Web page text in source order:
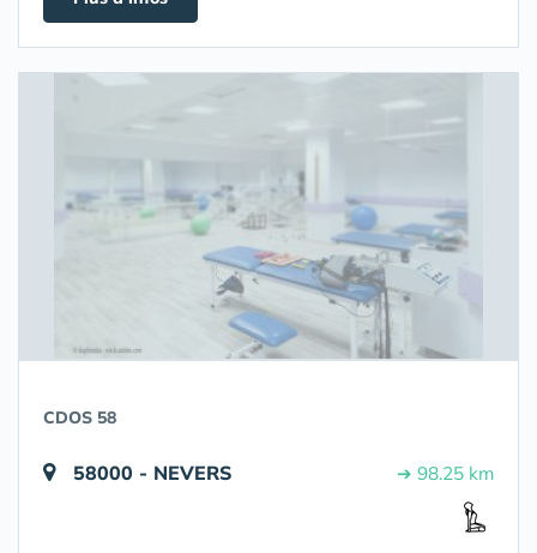
CDOS 58
58000 - NEVERS ➔ 98.25 km